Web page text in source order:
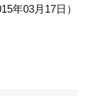
年03月17日）